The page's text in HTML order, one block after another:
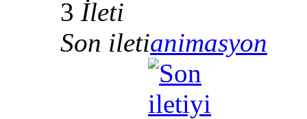
3 İleti
Son iletianimasyon